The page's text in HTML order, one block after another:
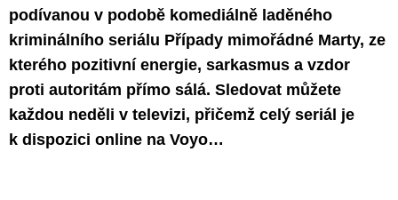
podívanou v podobě komediálně laděného
kriminálního seriálu Případy mimořádné Marty, ze
kterého pozitivní energie, sarkasmus a vzdor
proti autoritám přímo sálá. Sledovat můžete
každou neděli v televizi, přičemž celý seriál je
k dispozici online na Voyo…